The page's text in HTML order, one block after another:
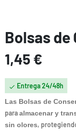
Bolsas de
1,45 €
 Entrega 24/48h
Las Bolsas de
paraalmacenar y
sin olores,